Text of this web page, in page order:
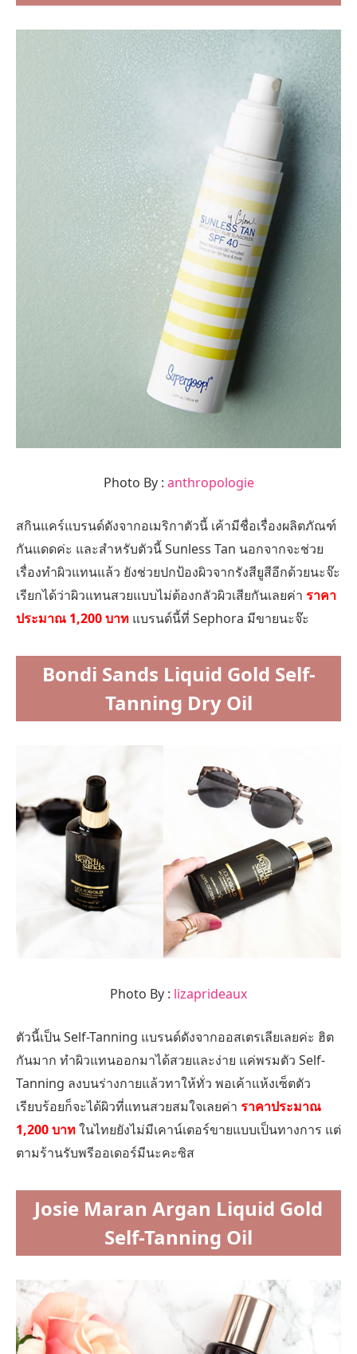
Photo By : anthropologie
สกินแคร์แบรนด์ดังจากอเมริกาตัวนี้ เค้ามีชื่อเรื่องผลิตภัณฑ์
กันแดดค่ะ และสำหรับตัวนี้ Sunless Tan นอกจากจะช่วย
เรื่องทำผิวแทนแล้ว ยังช่วยปกป้องผิวจากรังสียูสีอีกด้วยนะจ๊ะ
เรียกได้ว่าผิวแทนสวยแบบไม่ต้องกลัวผิวเสียกันเลยค่า ราคา
ประมาณ 1,200 บาท แบรนด์นี้ที่ Sephora มีขายนะจ๊ะ
Bondi Sands Liquid Gold Self-
Tanning Dry Oil
Photo By : lizaprideaux
ตัวนี้เป็น Self-Tanning แบรนด์ดังจากออสเตรเลียเลยค่ะ ฮิต
กันมาก ทำผิวแทนออกมาได้สวยและง่าย แค่พรมตัว Self-
Tanning ลงบนร่างกายแล้วทาให้ทั่ว พอเค้าแห้งเซ็ตตัว
เรียบร้อยก็จะได้ผิวที่แทนสวยสมใจเลยค่า ราคาประมาณ
1,200 บาทในไทยยังไม่มีเคาน์เตอร์ขายแบบเป็นทางการ แต่
ตามร้านรับพรีออเดอร์มีนะคะซิส
Josie Maran Argan Liquid Gold
Self-Tanning Oil